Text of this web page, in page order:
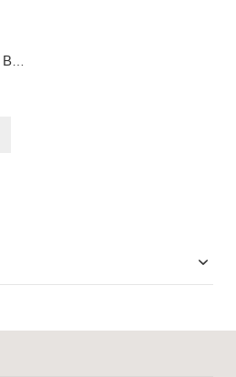
BDC Silk Y-Lashes (2D) B-Curl 0,07 15 mm